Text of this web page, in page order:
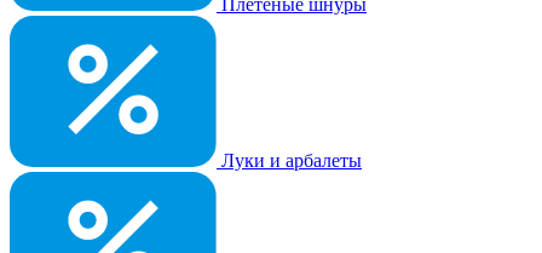
Плетеные шнуры
Луки и арбалеты